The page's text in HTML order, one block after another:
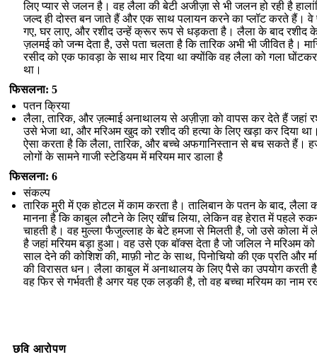
लिए प्यार से जलन है। वह लैला की बेटी अजीज़ा से भी जलन हो रही है
जल्द ही दोस्त बन जाते हैं और एक साथ पलायन करने का प्लॉट करते हैं।
गए, घर लाए, और रशीद उन्हें क्रूर रूप से धड़कता है। लैला के बाद रशीद
ज़लमई को जन्म देता है, उसे पता चलता है कि तारिक अभी भी जीवित है।
रसीद को एक फावड़ा के साथ मार दिया था क्योंकि वह लैला को गला घोंटकर
था।
फिसलना: 5
पतन क्रिया
लैला, तारिक, और ज़ल्माई अनाथालय से अज़ीज़ा को वापस कर देते हैं जहां
उसे भेजा था, और मरिअम खुद को रशीद की हत्या के लिए खड़ा कर दिया
ऐसा करता है कि लैला, तारिक, और बच्चे अफगानिस्तान से बच सकते हैं।
लोगों के सामने गाजी स्टेडियम में मरियम मार डाला है
फिसलना: 6
संकल्प
तारिक मुरी में एक होटल में काम करता है। तालिबान के पतन के बाद, लैला
मानना ​​है कि काबुल लौटने के लिए खींच लिया, लेकिन वह हेरात में पहले
चाहती है। वह मुल्ला फैजुल्लाह के बेटे हमजा से मिलती है, जो उसे कोला में
है जहां मरियम बड़ा हुआ। वह उसे एक बॉक्स देता है जो जलिल ने मरिअम
साल देने की कोशिश की, माफ़ी नोट के साथ, पिनोचियो की एक प्रति और
की विरासत धन। लैला काबुल में अनाथालय के लिए पैसे का उपयोग करती
वह फिर से गर्भवती है अगर यह एक लड़की है, तो वह बच्चा मरियम का नाम
छवि आरोपण